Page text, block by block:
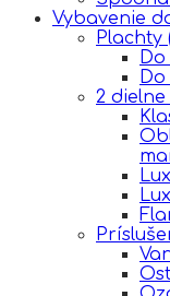
Vybavenie
Plachty
2 dielne